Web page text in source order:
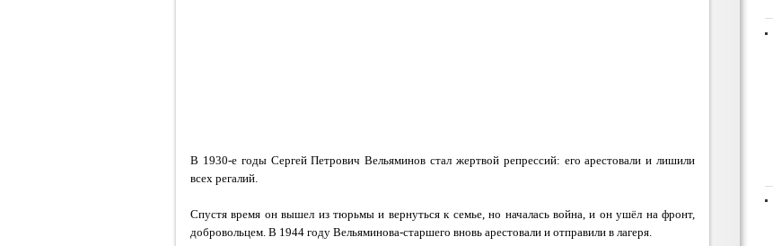
В 1930-е годы Сергей Петрович Вельяминов стал жертвой репрессий: его арестовали и лишили
всех регалий.
Спустя время он вышел из тюрьмы и вернуться к семье, но началась война, и он ушёл на фронт,
добровольцем. В 1944 году Вельяминова-старшего вновь арестовали и отправили в лагеря.